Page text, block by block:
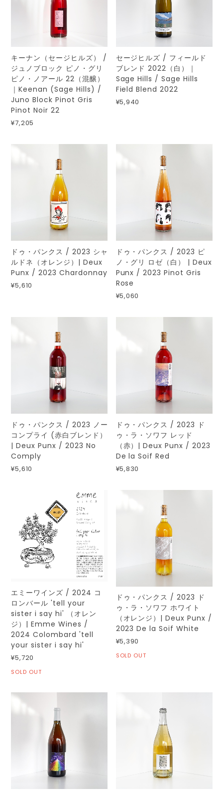
キーナン（セージヒルズ） /
ジュノブロック ピノ・グリ
ピノ・ノアール 22（混醸）
｜Keenan (Sage Hills) /
Juno Block Pinot Gris
Pinot Noir 22
¥7,205
セージヒルズ / フィールド
ブレンド 2022（白）｜
Sage Hills / Sage Hills
Field Blend 2022
¥5,940
ドゥ・パンクス / 2023 シャ
ルドネ（オレンジ）| Deux
Punx / 2023 Chardonnay
¥5,610
ドゥ・パンクス / 2023 ピ
ノ・グリ ロゼ（白） | Deux
Punx / 2023 Pinot Gris
Rose
¥5,060
ドゥ・パンクス / 2023 ノー
コンプライ (赤白ブレンド）
| Deux Punx / 2023 No
Comply
¥5,610
ドゥ・パンクス / 2023 ド
ゥ・ラ・ソワフ レッド
（赤）| Deux Punx / 2023
De la Soif Red
¥5,830
エミーワインズ / 2024 コ
ロンバール 'tell your
sister i say hi' （オレン
ジ）| Emme Wines /
2024 Colombard 'tell
your sister i say hi'
¥5,720
SOLD OUT
ドゥ・パンクス / 2023 ド
ゥ・ラ・ソワフ ホワイト
（オレンジ）| Deux Punx /
2023 De la Soif White
¥5,390
SOLD OUT